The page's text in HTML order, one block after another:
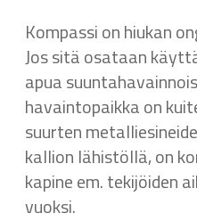
Kompassi on hiukan
Jos sitä osataan
apua
havaintopaikka on
suurten
kallion lähistöllä, on
kapine em. tekijöiden
vuoksi.